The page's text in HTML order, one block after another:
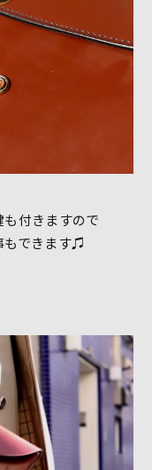
付きますので
もできます♫